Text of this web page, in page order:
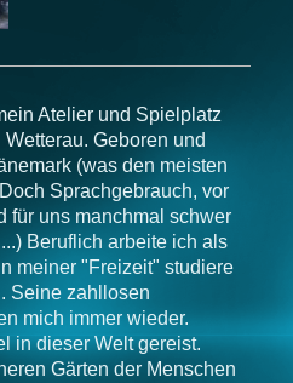
Atelier und Spielplatz
Geboren und
(was den meisten
Sprachgebrauch, vor
für uns manchmal schwer
Beruflich arbeite ich als
meiner "Freizeit" studiere
Seine zahllosen
mich immer wieder.
in dieser Welt gereist.
Gärten der Menschen